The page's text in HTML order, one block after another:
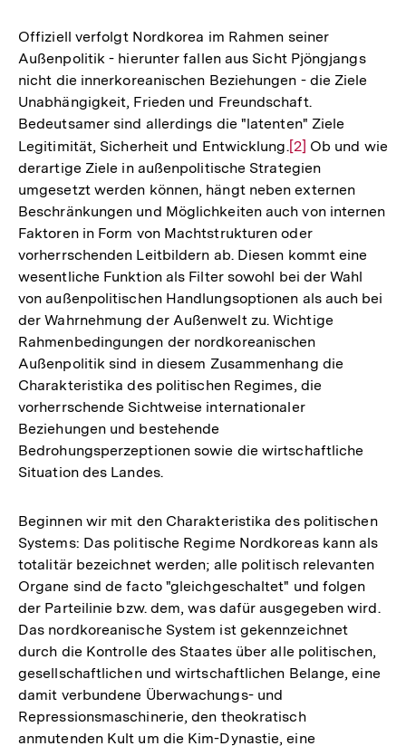
Offiziell verfolgt Nordkorea im Rahmen seiner
Außenpolitik - hierunter fallen aus Sicht Pjöngjangs
nicht die innerkoreanischen Beziehungen - die Ziele
Unabhängigkeit, Frieden und Freundschaft.
Bedeutsamer sind allerdings die "latenten" Ziele
Legitimität, Sicherheit und Entwicklung.Zur
Auflösung
der
Fußnote
[2] Ob und wie
derartige Ziele in außenpolitische Strategien
umgesetzt werden können, hängt neben externen
Beschränkungen und Möglichkeiten auch von internen
Faktoren in Form von Machtstrukturen oder
vorherrschenden Leitbildern ab. Diesen kommt eine
wesentliche Funktion als Filter sowohl bei der Wahl
von außenpolitischen Handlungsoptionen als auch bei
der Wahrnehmung der Außenwelt zu. Wichtige
Rahmenbedingungen der nordkoreanischen
Außenpolitik sind in diesem Zusammenhang die
Charakteristika des politischen Regimes, die
vorherrschende Sichtweise internationaler
Beziehungen und bestehende
Bedrohungsperzeptionen sowie die wirtschaftliche
Situation des Landes.
Beginnen wir mit den Charakteristika des politischen
Systems: Das politische Regime Nordkoreas kann als
totalitär bezeichnet werden; alle politisch relevanten
Organe sind de facto "gleichgeschaltet" und folgen
der Parteilinie bzw. dem, was dafür ausgegeben wird.
Das nordkoreanische System ist gekennzeichnet
durch die Kontrolle des Staates über alle politischen,
gesellschaftlichen und wirtschaftlichen Belange, eine
damit verbundene Überwachungs- und
Repressionsmaschinerie, den theokratisch
anmutenden Kult um die Kim-Dynastie, eine